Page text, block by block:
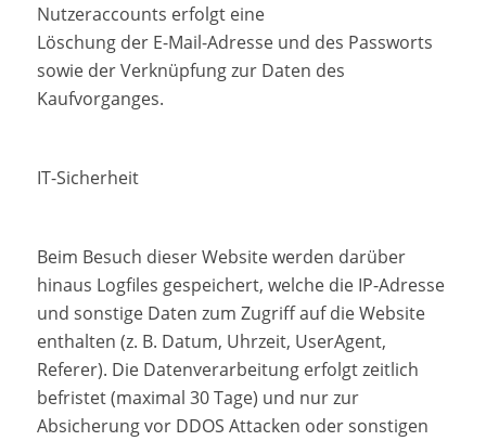
Nutzeraccounts erfolgt eine
Löschung der E-Mail-Adresse und des Passworts
sowie der Verknüpfung zur Daten des
Kaufvorganges.
IT-Sicherheit
Beim Besuch dieser Website werden darüber
hinaus Logfiles gespeichert, welche die IP-Adresse
und sonstige Daten zum Zugriff auf die Website
enthalten (z. B. Datum, Uhrzeit, UserAgent,
Referer). Die Datenverarbeitung erfolgt zeitlich
befristet (maximal 30 Tage) und nur zur
Absicherung vor DDOS Attacken oder sonstigen